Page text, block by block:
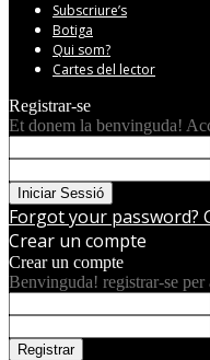
Subscriure’s
Botiga
Qui som?
Cartes del lector
Registrar-se
Et donem la benvinguda!
Forgot your password?
Crear un compte
Crear un compte
Benvinguda! registrar-se per